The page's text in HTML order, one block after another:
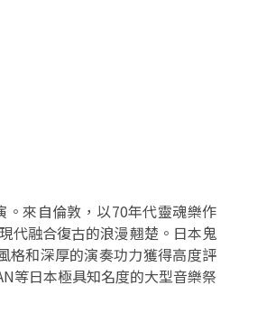
。來自倫敦，以70年代靈魂樂作
代融合復古的浪漫翹楚。日本鬼
格和深厚的演奏功力​​獲得高度評
等日本極具知名度的大型音樂祭